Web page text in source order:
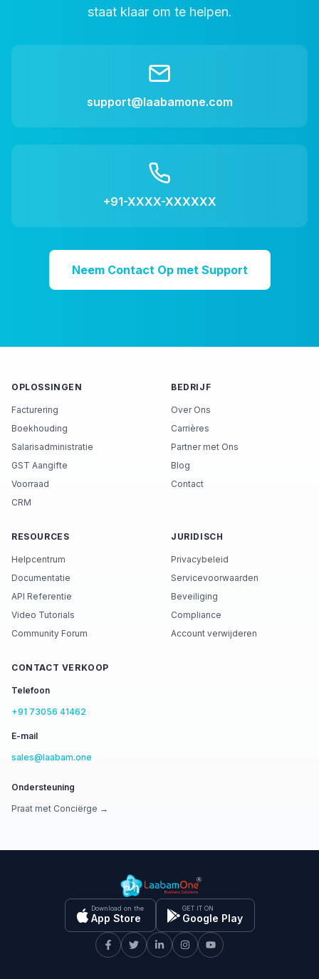
staat klaar om te helpen.
support@laabamone.com
+91-XXXX-XXXXXX
Neem Contact Op met Support
OPLOSSINGEN
Facturering
Boekhouding
Salarisadministratie
GST Aangifte
Voorraad
CRM
BEDRIJF
Over Ons
Carrières
Partner met Ons
Blog
Contact
RESOURCES
Helpcentrum
Documentatie
API Referentie
Video Tutorials
Community Forum
JURIDISCH
Privacybeleid
Servicevoorwaarden
Beveiliging
Compliance
Account verwijderen
CONTACT VERKOOP
Telefoon
+91 73056 41462
E-mail
sales@laabam.one
Ondersteuning
Praat met Conciërge →
Download on the
App Store
GET IT ON
Google Play